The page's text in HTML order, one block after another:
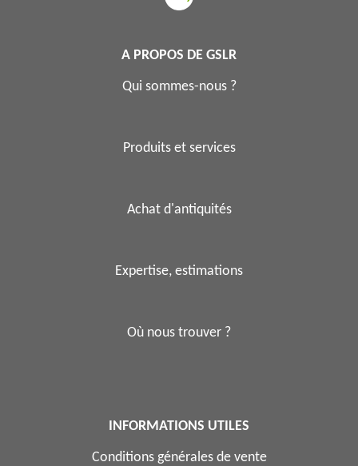
A PROPOS DE GSLR
Qui sommes-nous ?
Produits et services
Achat d'antiquités
Expertise, estimations
Où nous trouver ?
INFORMATIONS UTILES
Conditions générales de vente